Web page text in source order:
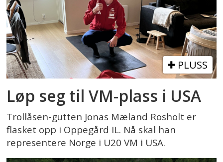
PLUSS
Løp seg til VM-plass i USA
Trollåsen-gutten Jonas Mæland Rosholt er
flasket opp i Oppegård IL. Nå skal han
representere Norge i U20 VM i USA.